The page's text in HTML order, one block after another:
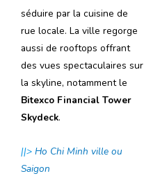
séduire par la cuisine de
rue locale. La ville regorge
aussi de rooftops offrant
des vues spectaculaires sur
la skyline, notamment le
Bitexco Financial Tower
Skydeck.
||> Ho Chi Minh ville ou
Saigon